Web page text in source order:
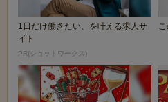
1日だけ働きたい、を叶える求人サ
イト
PR(ショットワークス)